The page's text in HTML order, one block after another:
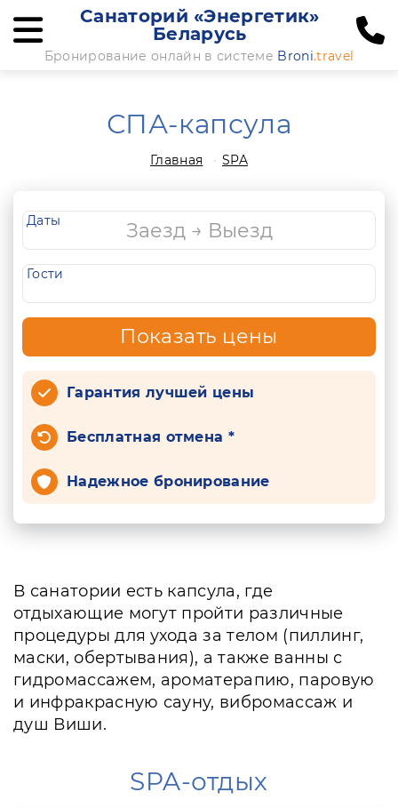
Санаторий «Энергетик»
Беларусь
Бронирование онлайн в системе Broni.travel
СПА-капсула
Главная SPA
Даты
Гости
Показать цены
Гарантия лучшей цены
Бесплатная отмена *
Надежное бронирование
В санатории есть капсула, где
отдыхающие могут пройти различные
процедуры для ухода за телом (пиллинг,
маски, обертывания), а также ванны с
гидромассажем, ароматерапию, паровую
и инфракрасную сауну, вибромассаж и
душ Виши.
SPA-отдых